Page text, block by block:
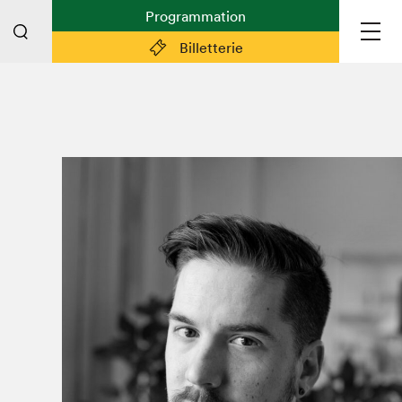
Billetterie
Programmation
Espace médias
Espace exposant·e·s
Espace enseignant·e·s
Espace participant⋅e⋅s
Espace Salon dans la ville
Espace bénévoles
Devenir bénévole